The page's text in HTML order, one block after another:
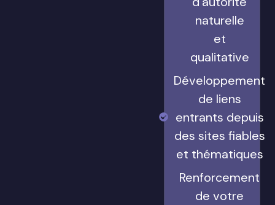
naturelle
et
qualitative
Développement
de liens
entrants depuis
des sites fiables
et thématiques
Renforcement
de votre